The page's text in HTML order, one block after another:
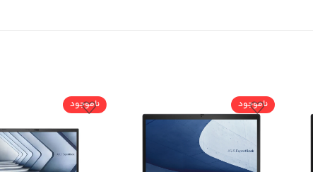
ناموجود ناموجود